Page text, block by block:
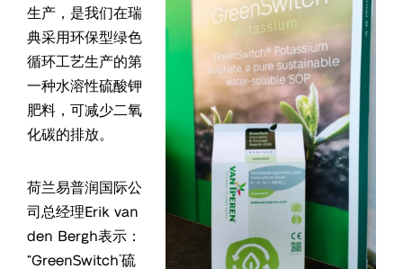
生产，是我们在瑞
典采用环保型绿色
循环工艺生产的第
一种水溶性硫酸钾
肥料，可减少二氧
化碳的排放。
荷兰易普润国际公
司总经理Erik van
den Bergh表示：
“GreenSwitch®硫